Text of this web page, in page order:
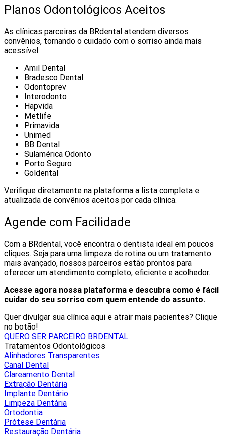
Planos Odontológicos Aceitos
As clínicas parceiras da BRdental atendem diversos
convênios, tornando o cuidado com o sorriso ainda mais
acessível:
Amil Dental
Bradesco Dental
Odontoprev
Interodonto
Hapvida
Metlife
Primavida
Unimed
BB Dental
Sulamérica Odonto
Porto Seguro
Goldental
Verifique diretamente na plataforma a lista completa e
atualizada de convênios aceitos por cada clínica.
Agende com Facilidade
Com a BRdental, você encontra o dentista ideal em poucos
cliques. Seja para uma limpeza de rotina ou um tratamento
mais avançado, nossos parceiros estão prontos para
oferecer um atendimento completo, eficiente e acolhedor.
Acesse agora nossa plataforma e descubra como é fácil
cuidar do seu sorriso com quem entende do assunto.
Quer divulgar sua clínica aqui e atrair mais pacientes? Clique
no botão!
QUERO SER PARCEIRO BRDENTAL
Tratamentos Odontológicos
Alinhadores Transparentes
Canal Dental
Clareamento Dental
Extração Dentária
Implante Dentário
Limpeza Dentária
Ortodontia
Prótese Dentária
Restauração Dentária